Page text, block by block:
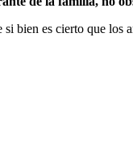
si bien es cierto que los